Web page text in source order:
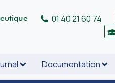
01 40 21 60 74
Documentation